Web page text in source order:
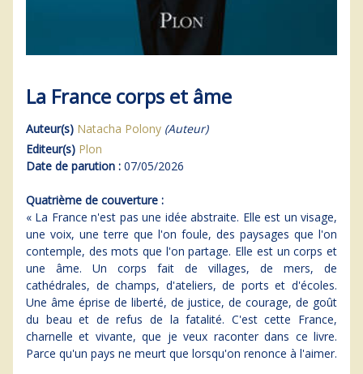
La France corps et âme
Auteur(s) Natacha Polony (Auteur)
Editeur(s) Plon
Date de parution : 07/05/2026
Quatrième de couverture :
« La France n'est pas une idée abstraite. Elle est un visage,
une voix, une terre que l'on foule, des paysages que l'on
contemple, des mots que l'on partage. Elle est un corps et
une âme. Un corps fait de villages, de mers, de
cathédrales, de champs, d'ateliers, de ports et d'écoles.
Une âme éprise de liberté, de justice, de courage, de goût
du beau et de refus de la fatalité. C'est cette France,
charnelle et vivante, que je veux raconter dans ce livre.
Parce qu'un pays ne meurt que lorsqu'on renonce à l'aimer.